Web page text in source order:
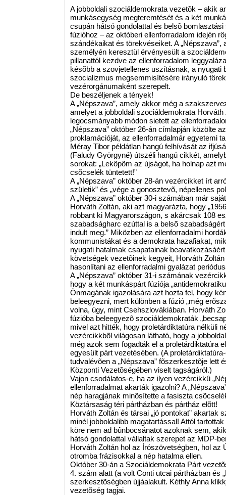
A jobboldali szociáldemokrata vezetõk – akik
munkásegység megteremtését és a két
csupán hátsó gondolattal és belsõ
fúzióhoz – az októberi ellenforradalom idején
szándékaikat és törekvéseiket. A „Népszava”,
személyén keresztül érvényesült a
pillanattól kezdve az ellenforradalom
késõbb a szovjetellenes uszításnak, a nyugati
szocializmus megsemmisítésére irányuló
vezérorgánumaként szerepelt.
De beszéljenek a tények!
A „Népszava”, amely akkor még a
amelyet a jobboldali szociáldemokrata
legocsmányabb módon sietett az
„Népszava” október 26-án címlapján közölte
proklamációját, az ellenforradalmár egyetemi
Méray Tibor példátlan hangú felhívását az
(Faludy Györgyné) útszéli hangú cikkét,
sorokat: „Leköpöm az újságot, ha holnap azt
csõcselék tüntetett!”
A „Népszava” október 28-án vezércikket írt
születik” és „vége a gonosztevõ, népellenes
A „Népszava” október 30-i számában már
Horváth Zoltán, aki azt magyarázta, hogy
robbant ki Magyarországon, s akárcsak 108
szabadságharc ezúttal is a belsõ
indult meg.” Miközben az ellenforradalmi
kommunistákat és a demokrata hazafiakat,
nyugati hatalmak csapatainak
követségek vezetõinek kegyeit, Horváth
hasonlítani az ellenforradalmi gyalázat
A „Népszava” október 31-i számának
hogy a két munkáspárt fúziója
Önmagának igazolására azt hozta fel, hogy
beleegyezni, mert különben a fúzió „még
volna, úgy, mint Csehszlovákiában. Horváth
fúzióba beleegyezõ szociáldemokraták
mivel azt hitték, hogy proletárdiktatúra nélküli
vezércikkbõl világosan látható, hogy a
még azok sem fogadták el a proletárdiktatúra
egyesült párt vezetésében. (A
tudvalévõen a „Népszava” fõszerkesztõje lett
Központi Vezetõségében viselt tagságáról.)
Vajon csodálatos-e, ha az ilyen vezércikkû
ellenforradalmat akarták igazolni? A
nép haragjának minõsítette a fasiszta
Köztársaság téri pártházban és pártház elõtt!
Horváth Zoltán és társai „jó pontokat” akartak
minél jobboldalibb magatartással! Attól
köre nem ad bûnbocsánatot azoknak sem,
hátsó gondolattal vállaltak szerepet az MDP-
Horváth Zoltán hol az Írószövetségben, hol az
otromba frázisokkal a nép hatalma ellen.
Október 30-án a Szociáldemokrata Párt
4. szám alatt (a volt Conti utcai pártházban és
szerkesztõségben újjáalakult. Kéthly Anna
vezetõség tagjai.